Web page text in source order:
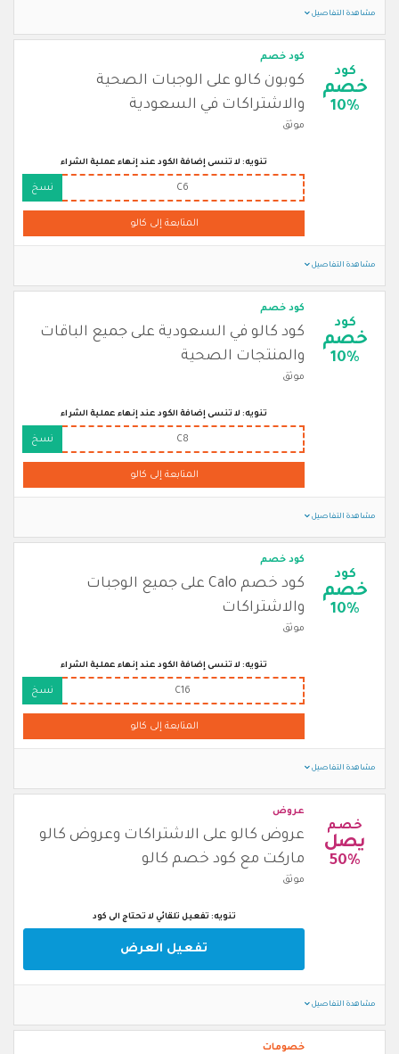
مشاهدة التفاصيل
كود
خصم
10%
كود خصم
كوبون كالو على الوجبات الصحية
والاشتراكات في السعودية
موثق
تنويه: لا تنسى إضافة الكود عند إنهاء عملية الشراء
C6 نسخ
المتابعة إلى كالو
مشاهدة التفاصيل
كود
خصم
10%
كود خصم
كود كالو في السعودية على جميع الباقات
والمنتجات الصحية
موثق
تنويه: لا تنسى إضافة الكود عند إنهاء عملية الشراء
C8 نسخ
المتابعة إلى كالو
مشاهدة التفاصيل
كود
خصم
10%
كود خصم
كود خصم Calo على جميع الوجبات
والاشتراكات
موثق
تنويه: لا تنسى إضافة الكود عند إنهاء عملية الشراء
C16 نسخ
المتابعة إلى كالو
مشاهدة التفاصيل
خصم
يصل
50%
عروض
عروض كالو على الاشتراكات وعروض كالو
ماركت مع كود خصم كالو
موثق
تنويه: تفعيل تلقائي لا تحتاج الى كود
تفعيل العرض
مشاهدة التفاصيل
خصومات